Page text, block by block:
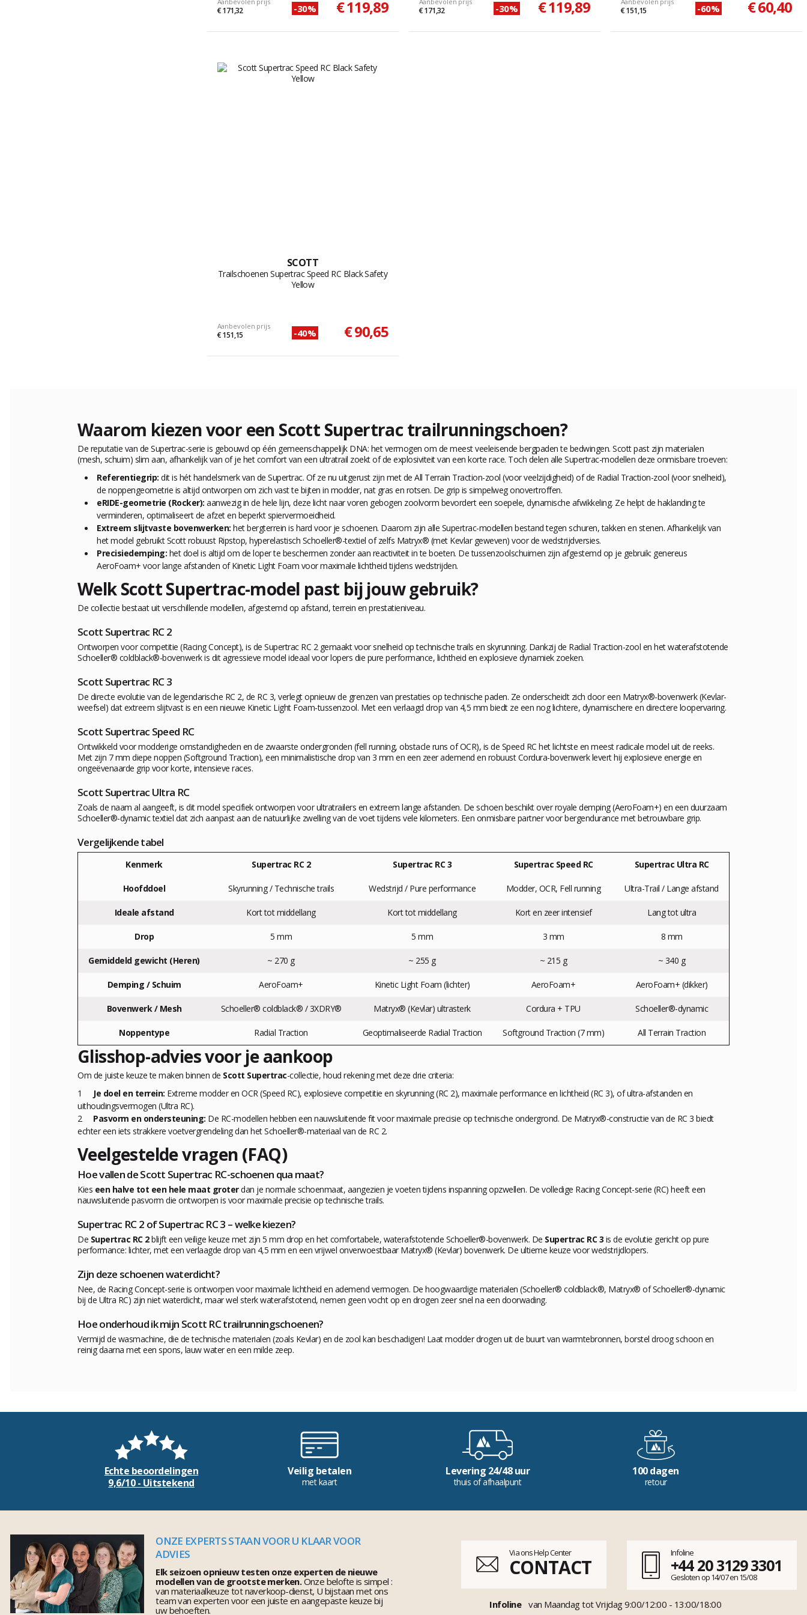
€ 171,32 -30% € 119,89 € 171,32 -30% € 119,89 € 151,15 -60% € 60,40
SCOTT
Trailschoenen Supertrac Speed RC Black Safety
Yellow
Aanbevolen prijs
€ 151,15 -40% € 90,65
Waarom kiezen voor een Scott Supertrac trailrunningschoen?
De reputatie van de Supertrac-serie is gebouwd op één gemeenschappelijk DNA: het vermogen om de meest veeleisende bergpaden te bedwingen. Scott past zijn materialen
(mesh, schuim) slim aan, afhankelijk van of je het comfort van een ultratrail zoekt of de explosiviteit van een korte race. Toch delen alle Supertrac-modellen deze onmisbare troeven:
Referentiegrip: dit is hét handelsmerk van de Supertrac. Of ze nu uitgerust zijn met de All Terrain Traction-zool (voor veelzijdigheid) of de Radial Traction-zool (voor snelheid),
de noppengeometrie is altijd ontworpen om zich vast te bijten in modder, nat gras en rotsen. De grip is simpelweg onovertroffen.
eRIDE-geometrie (Rocker): aanwezig in de hele lijn, deze licht naar voren gebogen zoolvorm bevordert een soepele, dynamische afwikkeling. Ze helpt de haklanding te
verminderen, optimaliseert de afzet en beperkt spiervermoeidheid.
Extreem slijtvaste bovenwerken: het bergterrein is hard voor je schoenen. Daarom zijn alle Supertrac-modellen bestand tegen schuren, takken en stenen. Afhankelijk van
het model gebruikt Scott robuust Ripstop, hyperelastisch Schoeller®-textiel of zelfs Matryx® (met Kevlar geweven) voor de wedstrijdversies.
Precisiedemping: het doel is altijd om de loper te beschermen zonder aan reactiviteit in te boeten. De tussenzoolschuimen zijn afgestemd op je gebruik: genereus
AeroFoam+ voor lange afstanden of Kinetic Light Foam voor maximale lichtheid tijdens wedstrijden.
Welk Scott Supertrac-model past bij jouw gebruik?
De collectie bestaat uit verschillende modellen, afgestemd op afstand, terrein en prestatieniveau.
Scott Supertrac RC 2
Ontworpen voor competitie (Racing Concept), is de Supertrac RC 2 gemaakt voor snelheid op technische trails en skyrunning. Dankzij de Radial Traction-zool en het waterafstotende
Schoeller® coldblack®-bovenwerk is dit agressieve model ideaal voor lopers die pure performance, lichtheid en explosieve dynamiek zoeken.
Scott Supertrac RC 3
De directe evolutie van de legendarische RC 2, de RC 3, verlegt opnieuw de grenzen van prestaties op technische paden. Ze onderscheidt zich door een Matryx®-bovenwerk (Kevlar-
weefsel) dat extreem slijtvast is en een nieuwe Kinetic Light Foam-tussenzool. Met een verlaagd drop van 4,5 mm biedt ze een nog lichtere, dynamischere en directere loopervaring.
Scott Supertrac Speed RC
Ontwikkeld voor modderige omstandigheden en de zwaarste ondergronden (fell running, obstacle runs of OCR), is de Speed RC het lichtste en meest radicale model uit de reeks.
Met zijn 7 mm diepe noppen (Softground Traction), een minimalistische drop van 3 mm en een zeer ademend en robuust Cordura-bovenwerk levert hij explosieve energie en
ongeëvenaarde grip voor korte, intensieve races.
Scott Supertrac Ultra RC
Zoals de naam al aangeeft, is dit model specifiek ontworpen voor ultratrailers en extreem lange afstanden. De schoen beschikt over royale demping (AeroFoam+) en een duurzaam
Schoeller®-dynamic textiel dat zich aanpast aan de natuurlijke zwelling van de voet tijdens vele kilometers. Een onmisbare partner voor bergendurance met betrouwbare grip.
Vergelijkende tabel
Kenmerk Supertrac RC 2 Supertrac RC 3 Supertrac Speed RC Supertrac Ultra RC
Hoofddoel Skyrunning / Technische trails Wedstrijd / Pure performance Modder, OCR, Fell running Ultra-Trail / Lange afstand
Ideale afstand Kort tot middellang Kort tot middellang Kort en zeer intensief Lang tot ultra
Drop 5 mm 5 mm 3 mm 8 mm
Gemiddeld gewicht (Heren) ~ 270 g ~ 255 g ~ 215 g ~ 340 g
Demping / Schuim AeroFoam+ Kinetic Light Foam (lichter) AeroFoam+ AeroFoam+ (dikker)
Bovenwerk / Mesh Schoeller® coldblack® / 3XDRY® Matryx® (Kevlar) ultrasterk Cordura + TPU Schoeller®-dynamic
Noppentype Radial Traction Geoptimaliseerde Radial Traction Softground Traction (7 mm) All Terrain Traction
Glisshop-advies voor je aankoop
Om de juiste keuze te maken binnen de Scott Supertrac-collectie, houd rekening met deze drie criteria:
Je doel en terrein: Extreme modder en OCR (Speed RC), explosieve competitie en skyrunning (RC 2), maximale performance en lichtheid (RC 3), of ultra-afstanden en
uithoudingsvermogen (Ultra RC).
Pasvorm en ondersteuning: De RC-modellen hebben een nauwsluitende fit voor maximale precisie op technische ondergrond. De Matryx®-constructie van de RC 3 biedt
echter een iets strakkere voetvergrendeling dan het Schoeller®-materiaal van de RC 2.
Veelgestelde vragen (FAQ)
Hoe vallen de Scott Supertrac RC-schoenen qua maat?
Kies een halve tot een hele maat groterdan je normale schoenmaat, aangezien je voeten tijdens inspanning opzwellen. De volledige Racing Concept-serie (RC) heeft een
nauwsluitende pasvorm die ontworpen is voor maximale precisie op technische trails.
Supertrac RC 2 of Supertrac RC 3 – welke kiezen?
De Supertrac RC 2blijft een veilige keuze met zijn 5 mm drop en het comfortabele, waterafstotende Schoeller®-bovenwerk. De Supertrac RC 3 is de evolutie gericht op pure
performance: lichter, met een verlaagde drop van 4,5 mm en een vrijwel onverwoestbaar Matryx® (Kevlar) bovenwerk. De ultieme keuze voor wedstrijdlopers.
Zijn deze schoenen waterdicht?
Nee, de Racing Concept-serie is ontworpen voor maximale lichtheid en ademend vermogen. De hoogwaardige materialen (Schoeller® coldblack®, Matryx® of Schoeller®-dynamic
bij de Ultra RC) zijn niet waterdicht, maar wel sterk waterafstotend, nemen geen vocht op en drogen zeer snel na een doorwading.
Hoe onderhoud ik mijn Scott RC trailrunningschoenen?
Vermijd de wasmachine, die de technische materialen (zoals Kevlar) en de zool kan beschadigen! Laat modder drogen uit de buurt van warmtebronnen, borstel droog schoon en
reinig daarna met een spons, lauw water en een milde zeep.
Echte beoordelingen
9,6/10 - Uitstekend
Veilig betalen
met kaart
Levering 24/48 uur
thuis of afhaalpunt
100 dagen
retour
ONZE EXPERTS STAAN VOOR U KLAAR VOOR
ADVIES
Elk seizoen opnieuw testen onze experten de nieuwe
modellen van de grootste merken.Onze belofte is simpel :
van materiaalkeuze tot naverkoop-dienst, U bijstaan met ons
team van experten voor een juiste en aangepaste keuze bij
uw behoeften.
Via ons Help Center
CONTACT
Infoline
+44 20 3129 3301
Gesloten op 14/07 en 15/08
Infoline van Maandag tot Vrijdag 9:00/12:00 - 13:00/18:00